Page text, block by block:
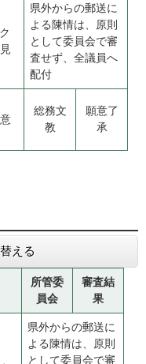
県外からの郵送に
よる陳情は、原則
として委員会で審
査せず、全議員へ
配付
総務文
教
願意了
承
える
所管委
員会
審査結
果
県外からの郵送に
よる陳情は、原則
として委員会で審